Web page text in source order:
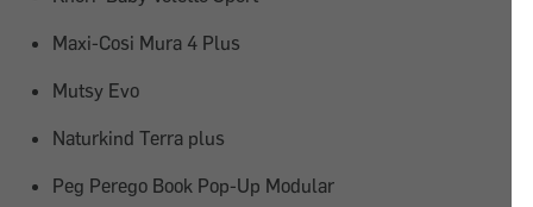
Maxi-Cosi Mura 4 Plus
Mutsy Evo
Naturkind Terra plus
Peg Perego Book Pop-Up Modular